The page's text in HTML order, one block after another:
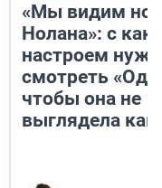
«Мы видим
Нолана»: с
настроем
смотреть
чтобы она не
выглядела как